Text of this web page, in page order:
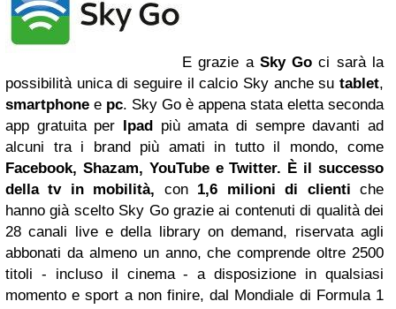
E grazie a Sky Go ci sarà la
possibilità unica di seguire il calcio Sky anche su tablet,
smartphone e pc. Sky Go è appena stata eletta seconda
app gratuita per Ipad più amata di sempre davanti ad
alcuni tra i brand più amati in tutto il mondo, come
Facebook, Shazam, YouTubeeTwitter. È il successo
della tv in mobilità,
con 1,6 milioni di clienti che
hanno già scelto Sky Go grazie ai contenuti di qualità dei
28 canali live e della library on demand, riservata agli
abbonati da almeno un anno, che comprende oltre 2500
titoli - incluso il cinema - a disposizione in qualsiasi
momento e sport a non finire, dal Mondiale di Formula 1